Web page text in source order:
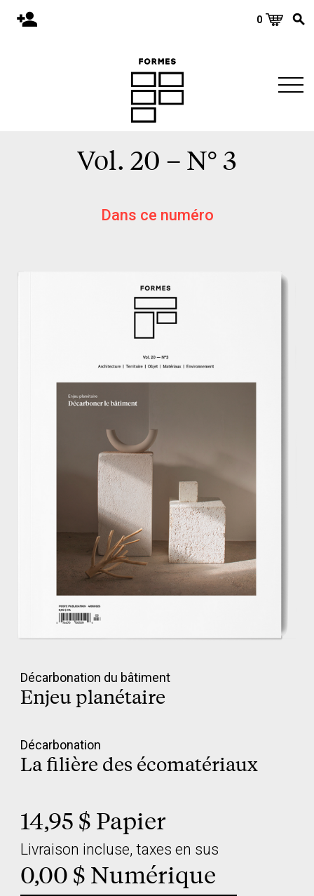
0
Environnement
Vol. 20 – N° 3
Dans ce numéro
Décarbonation du bâtiment
Enjeu planétaire
Décarbonation
La filière des écomatériaux
14,95 $ Papier
Livraison incluse, taxes en sus
0,00 $ Numérique